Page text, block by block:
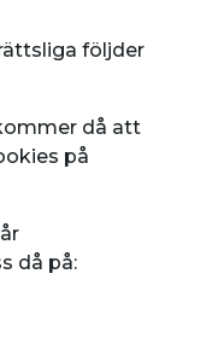
följder
då att
på
då på: